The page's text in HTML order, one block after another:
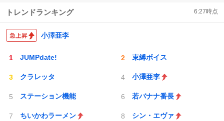
トレンドランキング 6:27時点
小澤亜李
JUMPdate! 束縛ボイス
クラレッタ 小澤亜李
ステーション機能 若バナナ番長
ちいかわラーメン シン・エヴァ